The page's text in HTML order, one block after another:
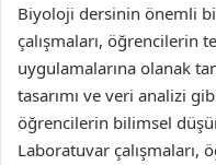
Biyoloji dersinin önemli
çalışmaları, öğrencilerin
uygulamalarına olanak
tasarımı ve veri analizi
öğrencilerin bilimsel
Laboratuvar çalışmaları,